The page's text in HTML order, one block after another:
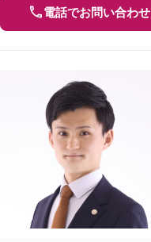
電話でお問い合わせ